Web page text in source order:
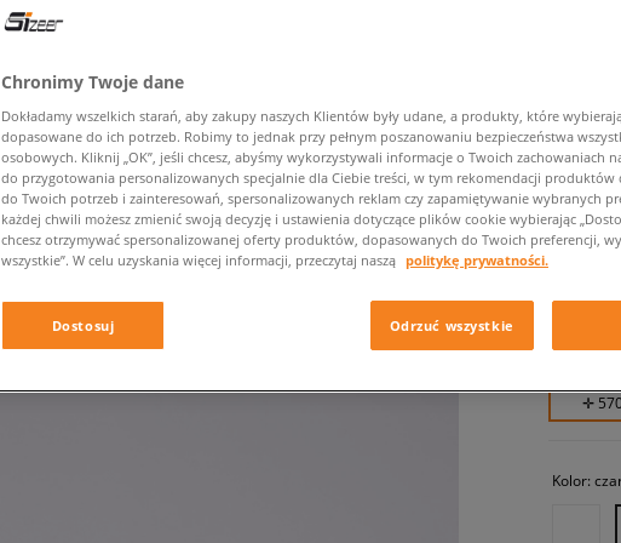
CITY
569,99
✛
Kolor:
Chronimy Twoje dane
Dokładamy wszelkich starań, aby zakupy naszych Klientów były udane, a produkty, które
dopasowane do ich potrzeb. Robimy to jednak przy pełnym poszanowaniu bezpieczeństwa
osobowych. Kliknij „OK”, jeśli chcesz, abyśmy wykorzystywali informacje o Twoich zachowaniach
do przygotowania personalizowanych specjalnie dla Ciebie treści, w tym rekomendacji produktów
do Twoich potrzeb i zainteresowań, spersonalizowanych reklam czy zapamiętywanie wybranych
każdej chwili możesz zmienić swoją decyzję i ustawienia dotyczące plików cookie wybierając
chcesz otrzymywać spersonalizowanej oferty produktów, dopasowanych do Twoich preferencji,
wszystkie”. W celu uzyskania więcej informacji, przeczytaj naszą politykę prywatności.
Dostosuj Odrzuć wszystkie